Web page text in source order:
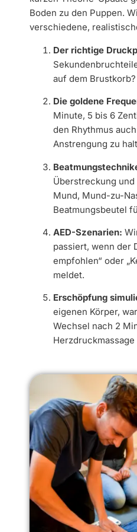
Boden zu den Puppen.
verschiedene,
Der richtige
auf dem Brustkorb?
Die goldene
Minute, 5 bis 6
den Rhythmus
Anstrengung zu
Überstreckung
Mund, Mund-zu-
Beatmungsbeutel
AED-Szenarien:
passiert, wenn der
empfohlen“ oder
meldet.
Erschöpfung
eigenen Körper,
Wechsel nach 2